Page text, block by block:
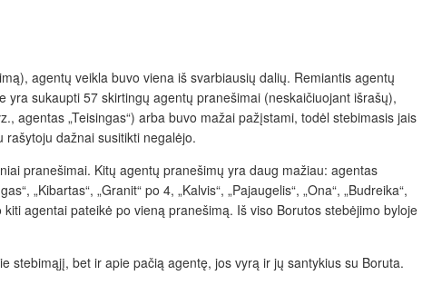
agentų veikla buvo viena iš svarbiausių dalių. Remiantis agentų
sukaupti 57 skirtingų agentų pranešimai (neskaičiuojant išrašų),
agentas „Teisingas“) arba buvo mažai pažįstami, todėl stebimasis jais
rašytoju dažnai susitikti negalėjo.
pranešimai. Kitų agentų pranešimų yra daug mažiau: agentas
„Kibartas“, „Granit“ po 4, „Kalvis“, „Pajaugelis“, „Ona“, „Budreika“,
o kiti agentai pateikė po vieną pranešimą. Iš viso Borutos stebėjimo byloje
stebimąjį, bet ir apie pačią agentę, jos vyrą ir jų santykius su Boruta.